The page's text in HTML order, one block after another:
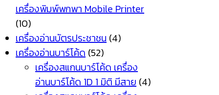
เครื่องพิมพ์พกพา Mobile Printer
(10)
เครื่องอ่านบัตรประชาชน (4)
เครื่องอ่านบาร์โค้ด (52)
เครื่องสแกนบาร์โค้ด เครื่อง
อ่านบาร์โค้ด 1D 1 มิติ มีสาย (4)